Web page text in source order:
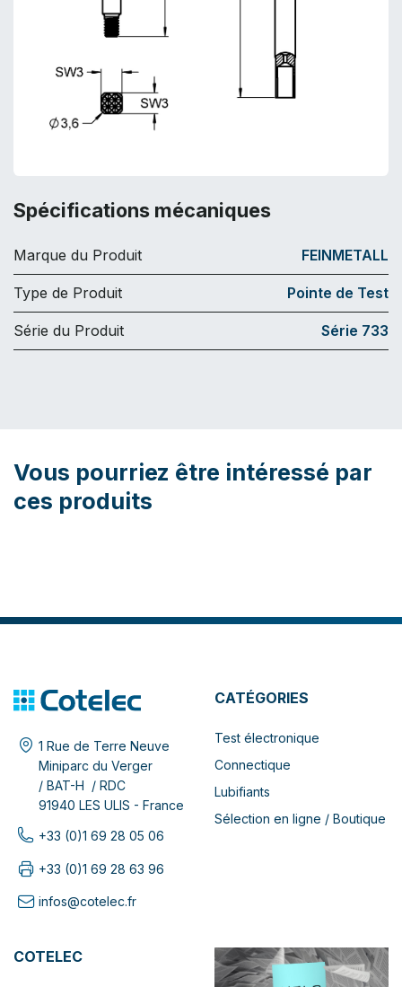
Spécifications mécaniques
Marque du Produit FEINMETALL
Type de Produit Pointe de Test
Série du Produit Série 733
Vous pourriez être intéressé par
ces produits
1 Rue de Terre Neuve
Miniparc du Verger
/ BAT-H / RDC
91940 LES ULIS - France
+33 (0)1 69 28 05 06
+33 (0)1 69 28 63 96
infos@cotelec.fr
CATÉGORIES
Test électronique
Connectique
Lubifiants
Sélection en ligne / Boutique
COTELEC